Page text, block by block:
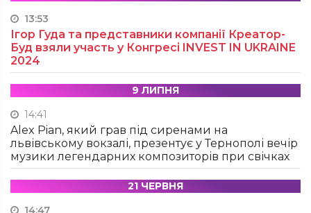
13:53
Ігор Гуда та представники компанії Креатор-
Буд взяли участь у Конгресі INVEST IN UKRAINE
2024
9 ЛИПНЯ
14:41
Alex Pian, який грав під сиренами на
львівському вокзалі, презентує у Тернополі вечір
музики легендарних композиторів при свічках
21 ЧЕРВНЯ
14:47